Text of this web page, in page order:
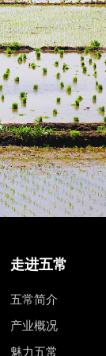
走进五常
五常简介
产业概况
魅力五常